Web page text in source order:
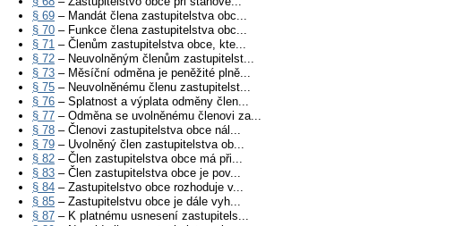
§ 69 – Mandát člena zastupitelstva obc...
§ 70 – Funkce člena zastupitelstva obc...
§ 71 – Členům zastupitelstva obce, kte...
§ 72 – Neuvolněným členům zastupitelst...
§ 73 – Měsíční odměna je peněžité plně...
§ 75 – Neuvolněnému členu zastupitelst...
§ 76 – Splatnost a výplata odměny člen...
§ 77 – Odměna se uvolněnému členovi za...
§ 78 – Členovi zastupitelstva obce nál...
§ 79 – Uvolněný člen zastupitelstva ob...
§ 82 – Člen zastupitelstva obce má při...
§ 83 – Člen zastupitelstva obce je pov...
§ 84 – Zastupitelstvo obce rozhoduje v...
§ 85 – Zastupitelstvu obce je dále vyh...
§ 87 – K platnému usnesení zastupitels...